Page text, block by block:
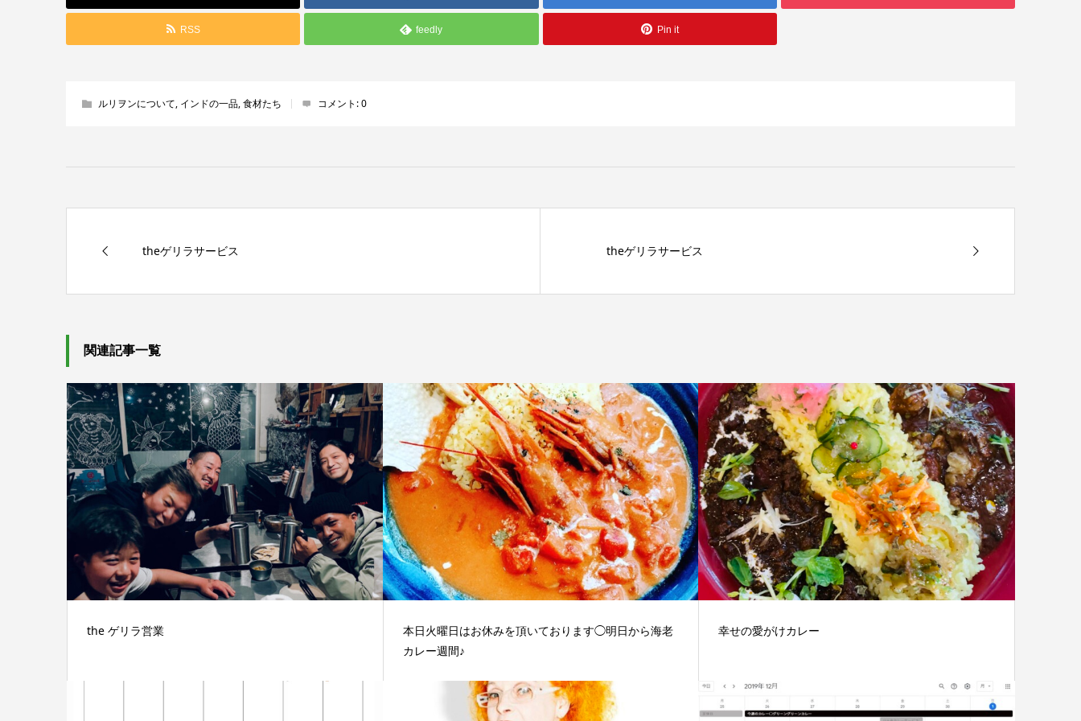
RSS feedly Pin it
ルリヲンについて, インドの一品,食材たち コメント:0
theゲリラサービス theゲリラサービス
関連記事一覧
the ゲリラ営業
本日火曜日はお休みを頂いております◯明日から海老
カレー週間♪
幸せの愛がけカレー